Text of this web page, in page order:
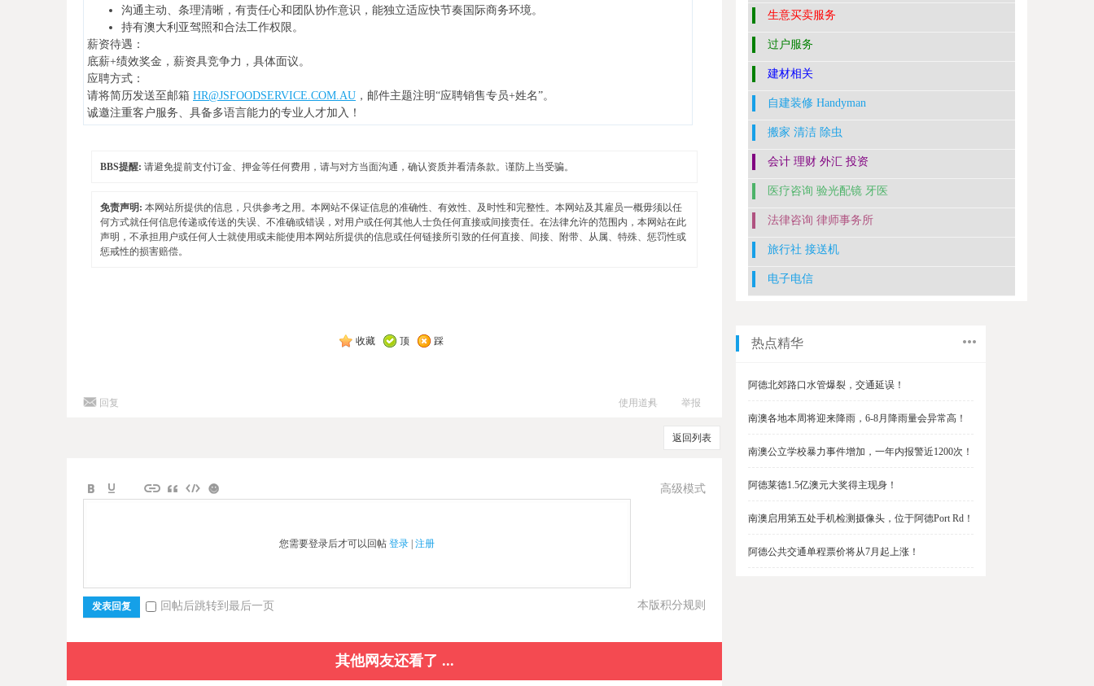
沟通主动、条理清晰，有责任心和团队协作意识，能独立适应快节奏国际商务环境。
持有澳大利亚驾照和合法工作权限。
薪资待遇：
底薪+绩效奖金，薪资具竞争力，具体面议。
应聘方式：
请将简历发送至邮箱 HR@JSFOODSERVICE.COM.AU ，邮件主题注明“应聘销售专员+姓名”。
诚邀注重客户服务、具备多语言能力的专业人才加入！
BBS提醒: 请避免提前支付订金、押金等任何费用，请与对方当面沟通，确认资质并看清条款。谨防上当受骗。
免责声明: 本网站所提供的信息，只供参考之用。本网站不保证信息的准确性、有效性、及时性和完整性。本网站及其雇员一概毋须以任
何方式就任何信息传递或传送的失误、不准确或错误，对用户或任何其他人士负任何直接或间接责任。在法律允许的范围内，本网站在此
声明，不承担用户或任何人士就使用或未能使用本网站所提供的信息或任何链接所引致的任何直接、间接、附带、从属、特殊、惩罚性或
惩戒性的损害赔偿。
收藏 顶 踩
回复 使用道具 举报
返回列表
高级模式
您需要登录后才可以回帖 登录 | 注册
本版积分规则
发表回复 回帖后跳转到最后一页
其他网友还看了 ...
生意买卖服务
过户服务
建材相关
自建装修 Handyman
搬家 清洁 除虫
会计 理财 外汇 投资
医疗咨询 验光配镜 牙医
法律咨询 律师事务所
旅行社 接送机
电子电信
热点精华
阿德北郊路口水管爆裂，交通延误！
南澳各地本周将迎来降雨，6-8月降雨量会异常高！
南澳公立学校暴力事件增加，一年内报警近1200次！
阿德莱德1.5亿澳元大奖得主现身！
南澳启用第五处手机检测摄像头，位于阿德Port Rd！
阿德公共交通单程票价将从7月起上涨！